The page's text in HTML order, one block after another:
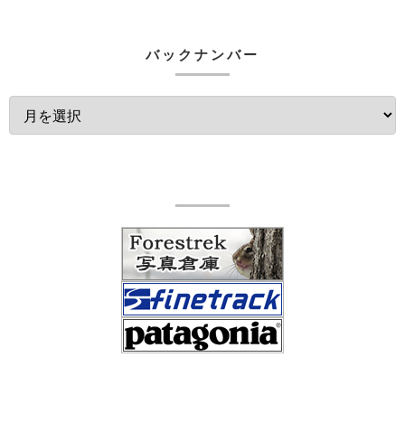
バックナンバー